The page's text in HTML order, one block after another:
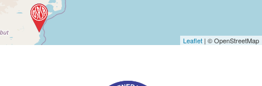
Leaflet | © OpenStreetMap